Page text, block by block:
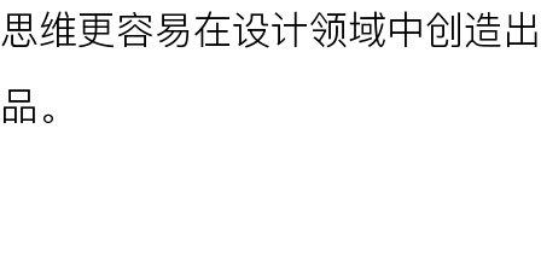
思维更容易在设计领域中创造
品。